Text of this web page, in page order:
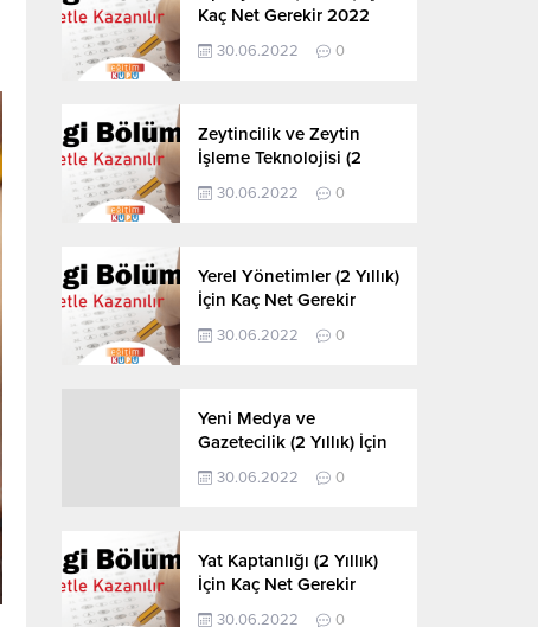
Kaç Net Gerekir 2022
30.06.2022 0
Zeytincilik ve Zeytin
İşleme Teknolojisi (2
Yıllık) İçin Kaç Net
Gerekir 2022
30.06.2022 0
Yerel Yönetimler (2 Yıllık)
İçin Kaç Net Gerekir
2022
30.06.2022 0
Yeni Medya ve
Gazetecilik (2 Yıllık) İçin
Kaç Net Gerekir 2022
30.06.2022 0
Yat Kaptanlığı (2 Yıllık)
İçin Kaç Net Gerekir
2022
30.06.2022 0